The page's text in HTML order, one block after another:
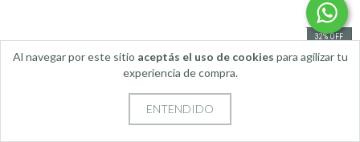
Al navegar por este sitio aceptás el uso de cookies para agilizar tu
experiencia de compra.
ENTENDIDO
32%OFF